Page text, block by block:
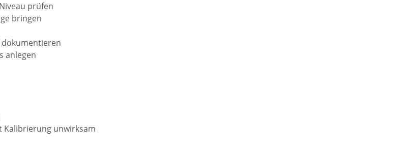
prüfen
bringen
anlegen
Kalibrierung unwirksam